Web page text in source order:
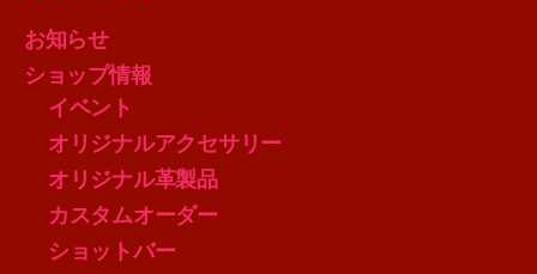
お知らせ
ショップ情報
イベント
オリジナルアクセサリー
オリジナル革製品
カスタムオーダー
ショットバー